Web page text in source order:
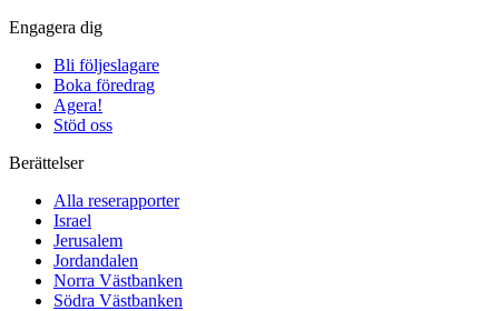
Engagera dig
Bli följeslagare
Boka föredrag
Agera!
Stöd oss
Berättelser
Alla reserapporter
Israel
Jerusalem
Jordandalen
Norra Västbanken
Södra Västbanken